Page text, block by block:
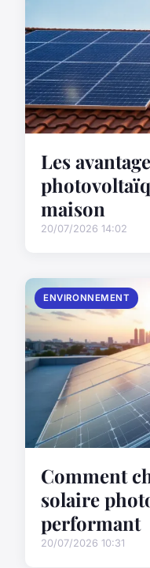
Les
maison
20/07/2026 14:02
ENVIRONNEMENT
Comment
solaire
performant
20/07/2026 10:31